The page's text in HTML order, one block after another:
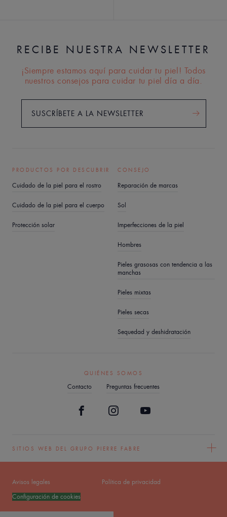
RECIBE NUESTRA NEWSLETTER
¡Siempre estamos aquí para cuidar tu piel! Todos
nuestros consejos para cuidar tu piel día a día.
SUSCRÍBETE A LA NEWSLETTER
PRODUCTOS POR DESCUBRIR
Cuidado de la piel para el rostro
Cuidado de la piel para el cuerpo
Protección solar
CONSEJO
Reparación de marcas
Sol
Imperfecciones de la piel
Hombres
Pieles grasosas con tendencia a las
manchas
Pieles mixtas
Pieles secas
Sequedad y deshidratación
QUIÉNES SOMOS
Contacto Preguntas frecuentes
SITIOS WEB DEL GRUPO PIERRE FABRE
Avisos legales
Política de privacidad
Configuración de cookies